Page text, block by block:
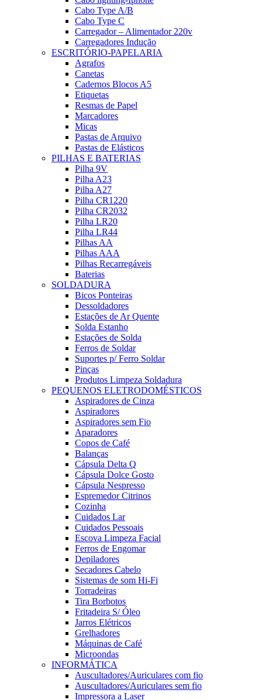
Cabo Type A/B
Cabo Type C
Carregador – Alimentador 220v
Carregadores Indução
ESCRITÓRIO-PAPELARIA
Agrafos
Canetas
Cadernos Blocos A5
Etiquetas
Resmas de Papel
Marcadores
Micas
Pastas de Arquivo
Pastas de Elásticos
PILHAS E BATERIAS
Pilha 9V
Pilha A23
Pilha A27
Pilha CR1220
Pilha CR2032
Pilha LR20
Pilha LR44
Pilhas AA
Pilhas AAA
Pilhas Recarregáveis
Baterias
SOLDADURA
Bicos Ponteiras
Dessoldadores
Estações de Ar Quente
Solda Estanho
Estações de Solda
Ferros de Soldar
Suportes p/ Ferro Soldar
Pinças
Produtos Limpeza Soldadura
PEQUENOS ELETRODOMÉSTICOS
Aspiradores de Cinza
Aspiradores
Aspiradores sem Fio
Aparadores
Copos de Café
Balanças
Cápsula Delta Q
Cápsula Dolce Gosto
Cápsula Nespresso
Espremedor Citrinos
Cozinha
Cuidados Lar
Cuidados Pessoais
Escova Limpeza Facial
Ferros de Engomar
Depiladores
Secadores Cabelo
Sistemas de som Hi-Fi
Torradeiras
Tira Borbotos
Fritadeira S/ Óleo
Jarros Elétricos
Grelhadores
Máquinas de Café
Microondas
INFORMÁTICA
Auscultadores/Auriculares com fio
Auscultadores/Auriculares sem fio
Impressora a Laser